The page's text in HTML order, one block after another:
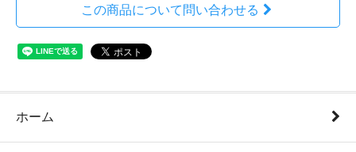
この商品について問い合わせる
ホーム